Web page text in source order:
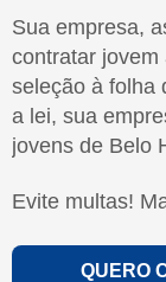
Sua empresa,
contratar
seleção à folha
a lei, sua
jovens de Belo
Evite multas!
QUERO